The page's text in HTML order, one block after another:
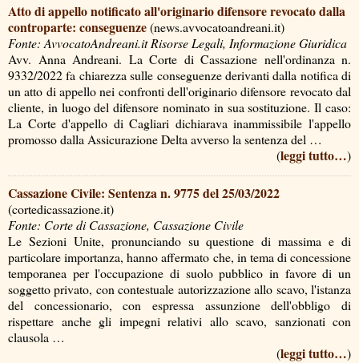
Atto di appello notificato all'originario difensore revocato dalla
controparte: conseguenze(news.avvocatoandreani.it)
Fonte: AvvocatoAndreani.it Risorse Legali, Informazione Giuridica
Avv. Anna Andreani. La Corte di Cassazione nell'ordinanza n.
9332/2022 fa chiarezza sulle conseguenze derivanti dalla notifica di
un atto di appello nei confronti dell'originario difensore revocato dal
cliente, in luogo del difensore nominato in sua sostituzione. Il caso:
La Corte d'appello di Cagliari dichiarava inammissibile l'appello
promosso dalla Assicurazione Delta avverso la sentenza del …
(leggi tutto…)
Cassazione Civile: Sentenza n. 9775 del 25/03/2022
(cortedicassazione.it)
Fonte: Corte di Cassazione, Cassazione Civile
Le Sezioni Unite, pronunciando su questione di massima e di
particolare importanza, hanno affermato che, in tema di concessione
temporanea per l'occupazione di suolo pubblico in favore di un
soggetto privato, con contestuale autorizzazione allo scavo, l'istanza
del concessionario, con espressa assunzione dell'obbligo di
rispettare anche gli impegni relativi allo scavo, sanzionati con
clausola …
(leggi tutto…)